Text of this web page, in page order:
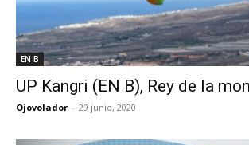
EN B
UP Kangri (EN B), Rey de la
Ojovolador - 29 junio, 2020